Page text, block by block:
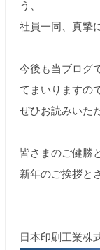
う、
社員一同、真摯
今後も当ブログ
てまいりますの
ぜひお読みいた
皆さまのご健勝
新年のご挨拶と
日本印刷工業